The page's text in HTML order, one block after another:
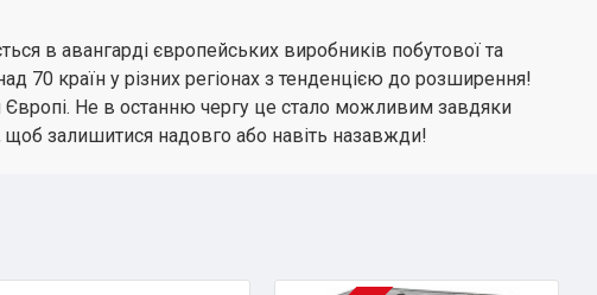
в авангарді європейських виробників побутової та
70 країн у різних регіонах з тенденцією до розширення!
Європі. Не в останню чергу це стало можливим завдяки
щоб залишитися надовго або навіть назавжди!